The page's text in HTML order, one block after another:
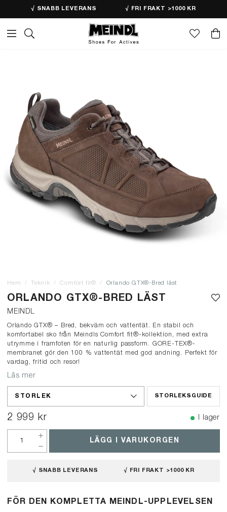
√ SNABB LEVERANS √ FRI FRAKT >1000 KR
Hem Teknik Comfort fit® Orlando GTX®-Bred läst
ORLANDO GTX®-BRED LÄST
MEINDL
Orlando GTX® – Bred, bekväm och vattentät. En stabil och
komfortabel sko från Meindls Comfort fit®-kollektion, med extra
utrymme i framfoten för en naturlig passform. GORE-TEX®-
membranet gör den 100 % vattentät med god andning. Perfekt för
vardag, fritid och resor!
Läs mer
STORLEKSGUIDE
STORLEK
2 999 kr I lager
LÄGG I VARUKORGEN
√ SNABB LEVERANS √ FRI FRAKT >1000 KR
FÖR DEN KOMPLETTA MEINDL-UPPLEVELSEN